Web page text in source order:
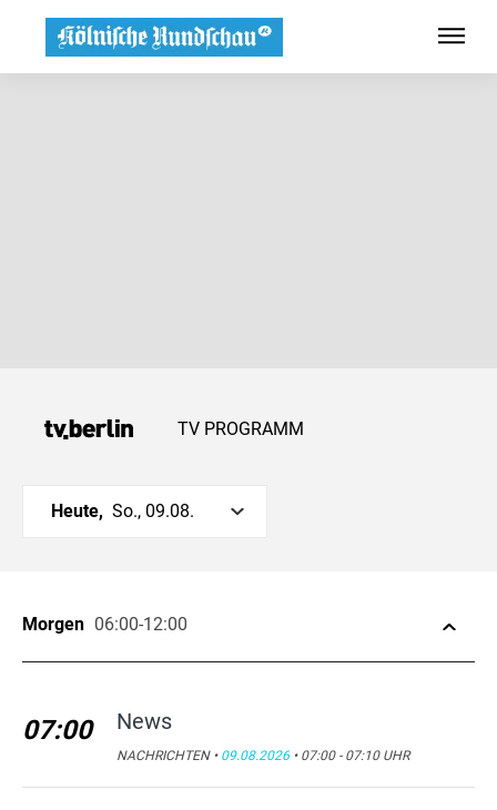
TV PROGRAMM
Heute, So., 09.08.
Morgen 06:00-12:00
07:00 News
NACHRICHTEN • 09.08.2026 • 07:00 - 07:10 UHR